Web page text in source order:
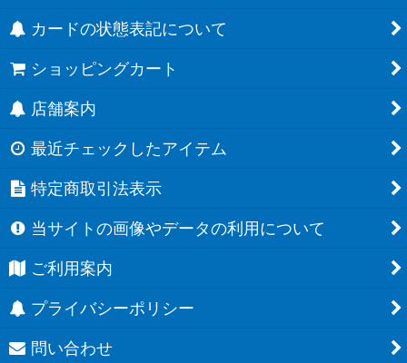
カードの状態表記について
ショッピングカート
店舗案内
最近チェックしたアイテム
特定商取引法表示
当サイトの画像やデータの利用について
ご利用案内
プライバシーポリシー
問い合わせ